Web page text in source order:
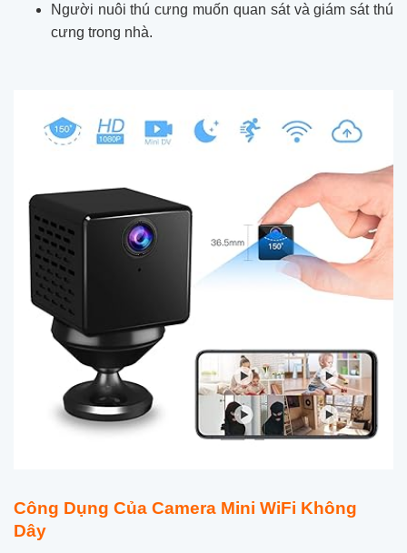
Người nuôi thú cưng muốn quan sát và giám sát thú
cưng trong nhà.
Công Dụng Của Camera Mini WiFi Không
Dây